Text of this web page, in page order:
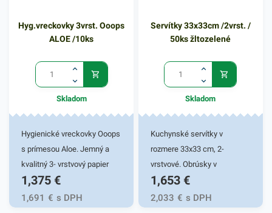
Hyg.vreckovky 3vrst. Ooops
ALOE /10ks
Skladom
Hygienické vreckovky Ooops
s prímesou Aloe. Jemný a
kvalitný 3- vrstvový papier
pre šetrný kontakt s
pokožkou. Balené po 10 ks.
1,375 €
1,691 € s DPH
Servítky 33x33cm /2vrst. /
50ks žltozelené
Skladom
Kuchynské servítky v
rozmere 33x33 cm, 2-
vrstvové. Obrúsky v
žltozelenej farbe v balení
50ks. Používajú sa v
reštauráciách, v
1,653 €
2,033 € s DPH